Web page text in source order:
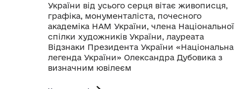
України від усього серця вітає живописця,
графіка, монументаліста, почесного
академіка НАМ України, члена Національної
спілки художників України, лауреата
Відзнаки Президента України «Національна
легенда України» Олександра Дубовика з
визначним ювілеєм